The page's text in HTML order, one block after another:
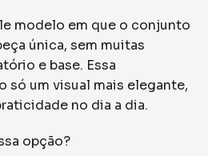
modelo em que o conjunto
única, sem muitas
e base. Essa
só um visual mais elegante,
no dia a dia.
opção?